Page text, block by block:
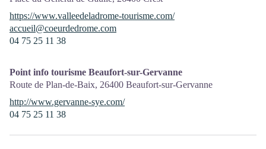
https://www.valleedeladrome-tourisme.com/
accueil@coeurdedrome.com
04 75 25 11 38
Point info tourisme Beaufort-sur-Gervanne
Route de Plan-de-Baix, 26400 Beaufort-sur-Gervanne
http://www.gervanne-sye.com/
04 75 25 11 38